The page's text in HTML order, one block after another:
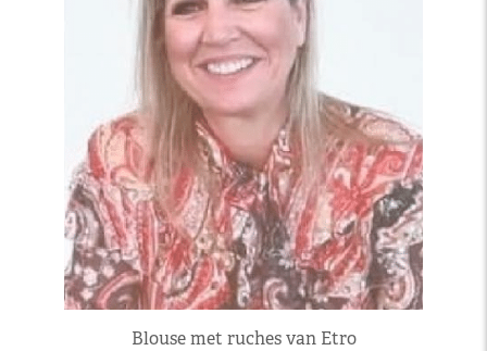
Blouse met ruches van Etro